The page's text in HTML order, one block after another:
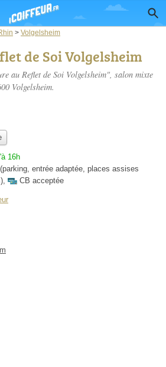
> Volgelsheim
de Soi Volgelsheim
au Reflet de Soi Volgelsheim", salon mixte
Volgelsheim.
16h
(parking, entrée adaptée, places assises
, CB acceptée